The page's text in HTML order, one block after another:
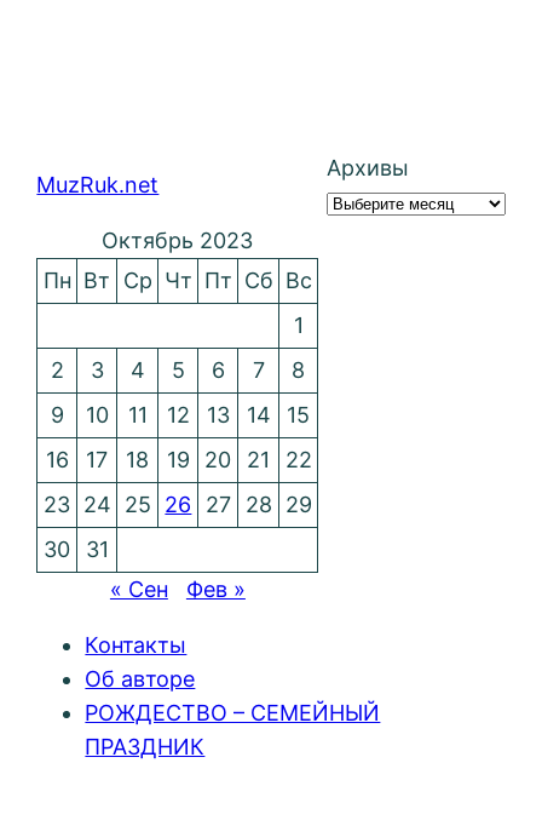
MuzRuk.net
Архивы
Октябрь 2023
Пн Вт Ср Чт Пт Сб Вс
1
2
3 4 5 6 7
8
9
10 11 12 13 14
15
16
17 18 19 20 21
22
23 24 25 26 27 28
29
30
31
« Сен
Фев »
Контакты
Об авторе
РОЖДЕСТВО – СЕМЕЙНЫЙ
ПРАЗДНИК